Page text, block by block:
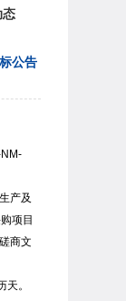
态
公告
产及
项目
商文
。